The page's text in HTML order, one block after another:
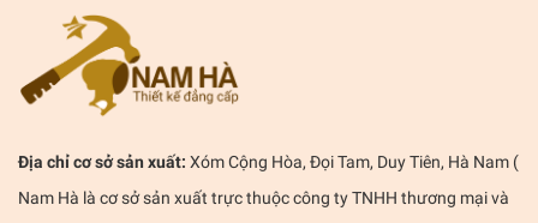
Địa chỉ cơ sở sản xuất: Xóm Cộng Hòa, Đọi Tam, Duy Tiên, Hà Nam (
Nam Hà là cơ sở sản xuất trực thuộc công ty TNHH thương mại và